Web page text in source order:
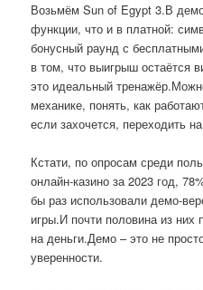
Возьмём Sun of Egypt 3.В
функции, что и в платной:
бонусный раунд с
в том, что выигрыш остаётся
это идеальный
механике, понять, как
если захочется, переходить
Кстати, по опросам среди
онлайн-казино за 2023 год,
бы раз использовали демо-
игры.И почти половина из них
на деньги.Демо – это не
уверенности.